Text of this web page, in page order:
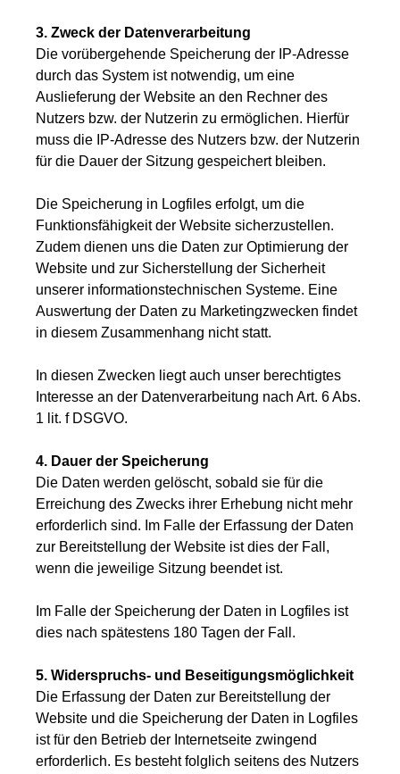
3. Zweck der Datenverarbeitung
Die vorübergehende Speicherung der IP-Adresse
durch das System ist notwendig, um eine
Auslieferung der Website an den Rechner des
Nutzers bzw. der Nutzerin zu ermöglichen. Hierfür
muss die IP-Adresse des Nutzers bzw. der Nutzerin
für die Dauer der Sitzung gespeichert bleiben.
Die Speicherung in Logfiles erfolgt, um die
Funktionsfähigkeit der Website sicherzustellen.
Zudem dienen uns die Daten zur Optimierung der
Website und zur Sicherstellung der Sicherheit
unserer informationstechnischen Systeme. Eine
Auswertung der Daten zu Marketingzwecken findet
in diesem Zusammenhang nicht statt.
In diesen Zwecken liegt auch unser berechtigtes
Interesse an der Datenverarbeitung nach Art. 6 Abs.
1 lit. f DSGVO.
4. Dauer der Speicherung
Die Daten werden gelöscht, sobald sie für die
Erreichung des Zwecks ihrer Erhebung nicht mehr
erforderlich sind. Im Falle der Erfassung der Daten
zur Bereitstellung der Website ist dies der Fall,
wenn die jeweilige Sitzung beendet ist.
Im Falle der Speicherung der Daten in Logfiles ist
dies nach spätestens 180 Tagen der Fall.
5. Widerspruchs- und Beseitigungsmöglichkeit
Die Erfassung der Daten zur Bereitstellung der
Website und die Speicherung der Daten in Logfiles
ist für den Betrieb der Internetseite zwingend
erforderlich. Es besteht folglich seitens des Nutzers